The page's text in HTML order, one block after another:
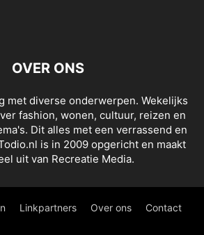
OVER ONS
met diverse onderwerpen. Wekelijks
fashion, wonen, cultuur, reizen en
Dit alles met een verrassend en
is in 2009 opgericht en maakt
uit van Recreatie Media.
Linkpartners Over ons Contact